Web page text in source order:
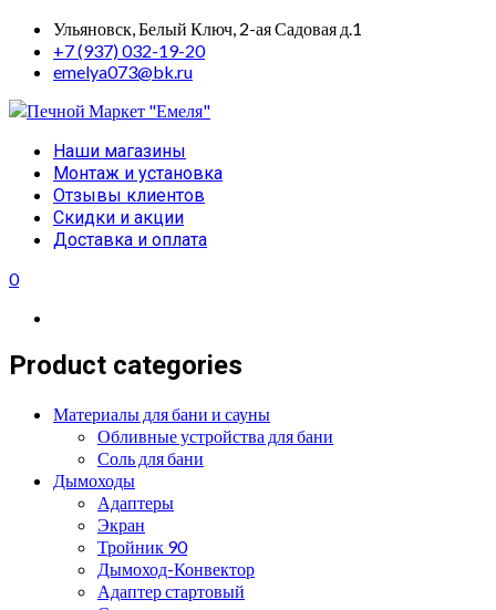
Skip
content
Ульяновск, Белый Ключ, 2-ая Садовая д.1
+7 (937) 032-19-20
emelya073@bk.ru
Primary
Menu
Наши магазины
Монтаж и установка
Отзывы клиентов
Скидки и акции
Доставка и оплата
0
Product categories
Материалы для бани и сауны
Обливные устройства для бани
Соль для бани
Дымоходы
Адаптеры
Экран
Тройник 90
Дымоход-Конвектор
Адаптер стартовый